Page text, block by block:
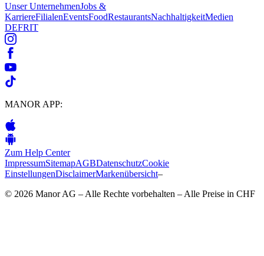
Unser UnternehmenJobs &
KarriereFilialenEventsFoodRestaurantsNachhaltigkeitMedien
DEFRIT
MANOR APP:
Zum Help Center
ImpressumSitemapAGBDatenschutzCookie
EinstellungenDisclaimerMarkenübersicht–
© 2026 Manor AG – Alle Rechte vorbehalten – Alle Preise in CHF